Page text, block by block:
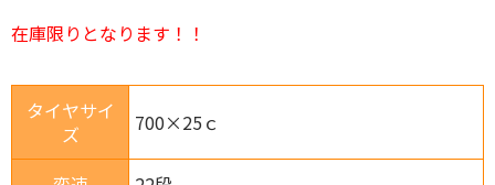
在庫限りとなります！！
タイヤサイ
ズ
700×25ｃ